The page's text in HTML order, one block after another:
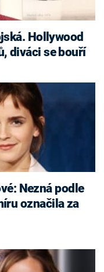
diváci se bouří
Nezná podle
označila za